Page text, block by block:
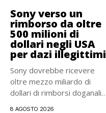
Sony verso un
rimborso da oltre
500 milioni di
dollari negli USA
per dazi illegittimi
Sony dovrebbe ricevere
oltre mezzo miliardo di
dollari di rimborsi doganali
8 AGOSTO 2026